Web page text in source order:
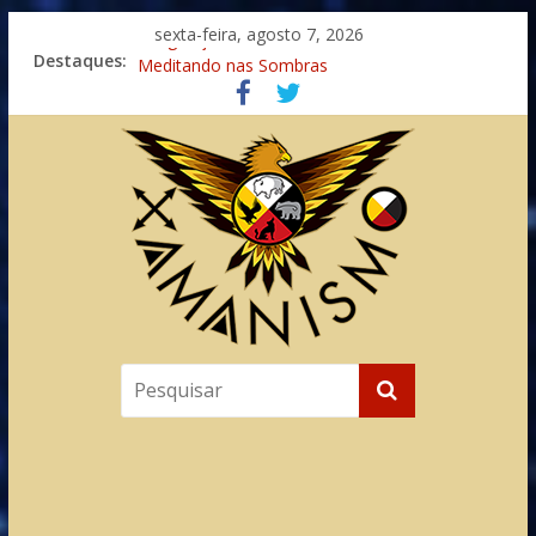
sexta-feira, agosto 7, 2026
Destaques: Imaginação na Cura
Meditando nas Sombras
Autosuficiência: A Jornada do Espírito Ancestral
Xamanismo Universal
Totens – Caminho Espiritual – Crescimento